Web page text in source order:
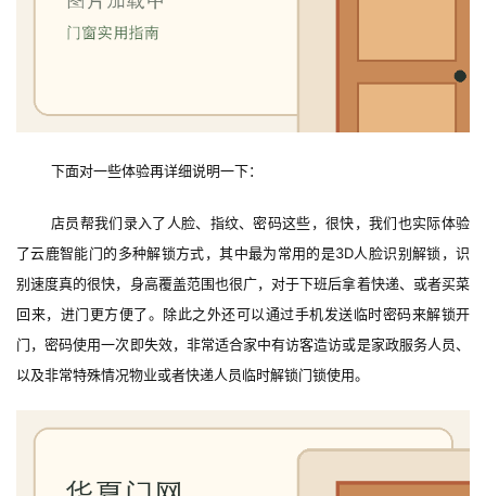
铝
门
门
套
登录 注册
下面对一些体验再详细说明一下：
店员帮我们录入了人脸、指纹、密码这些，很快，我们也实际体验
了云鹿智能门的多种解锁方式，其中最为常用的是3D人脸识别解锁，识
别速度真的很快，身高覆盖范围也很广，对于下班后拿着快递、或者买菜
回来，进门更方便了。除此之外还可以通过手机发送临时密码来解锁开
门，密码使用一次即失效，非常适合家中有访客造访或是家政服务人员、
以及非常特殊情况物业或者快递人员临时解锁门锁使用。